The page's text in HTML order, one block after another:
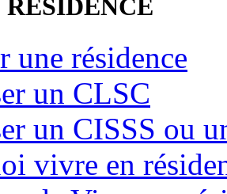
une résidence
un CLSC
un CISSS ou
vivre en